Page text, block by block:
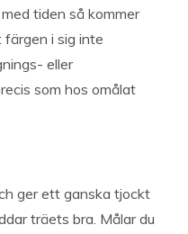
tiden så kommer
i sig inte
eller
som hos omålat
ger ett ganska tjockt
träets bra. Målar du